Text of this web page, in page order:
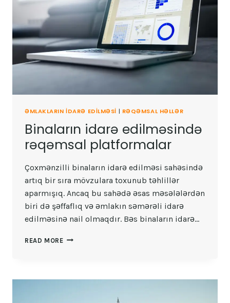
ƏMLAKLARIN IDARƏ EDILMƏSI | RƏQƏMSAL HƏLLƏR
Binaların idarə edilməsində
rəqəmsal platformalar
Çoxmənzilli binaların idarə edilməsi sahəsində
artıq bir sıra mövzulara toxunub təhlillər
aparmışıq. Ancaq bu sahədə əsas məsələlərdən
biri də şəffaflıq və əmlakın səmərəli idarə
edilməsinə nail olmaqdır. Bəs binaların idarə…
READ MORE BINALARIN
PLATFORMALAR